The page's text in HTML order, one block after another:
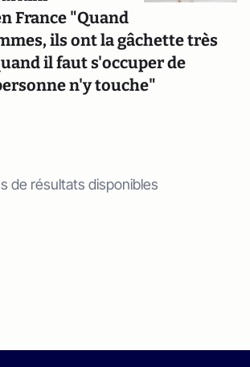
France "Quand
ils ont la gâchette très
il faut s'occuper de
n'y touche"
de résultats disponibles